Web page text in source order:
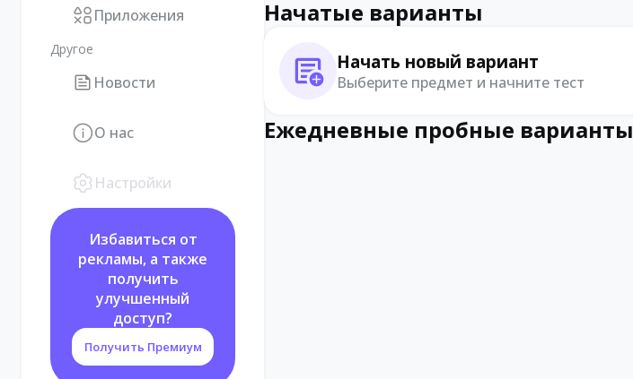
Приложения
Другое
Новости
О нас
Настройки
Избавиться от
рекламы, а также
получить
улучшенный
доступ?
Получить Премиум
Начатые варианты
Начать новый вариант
Выберите предмет и начните тест
Ежедневные пробные варианты